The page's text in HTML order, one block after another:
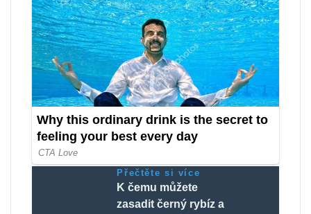
Přečtěte si více
K čemu můžete
zasadit černý rybíz a